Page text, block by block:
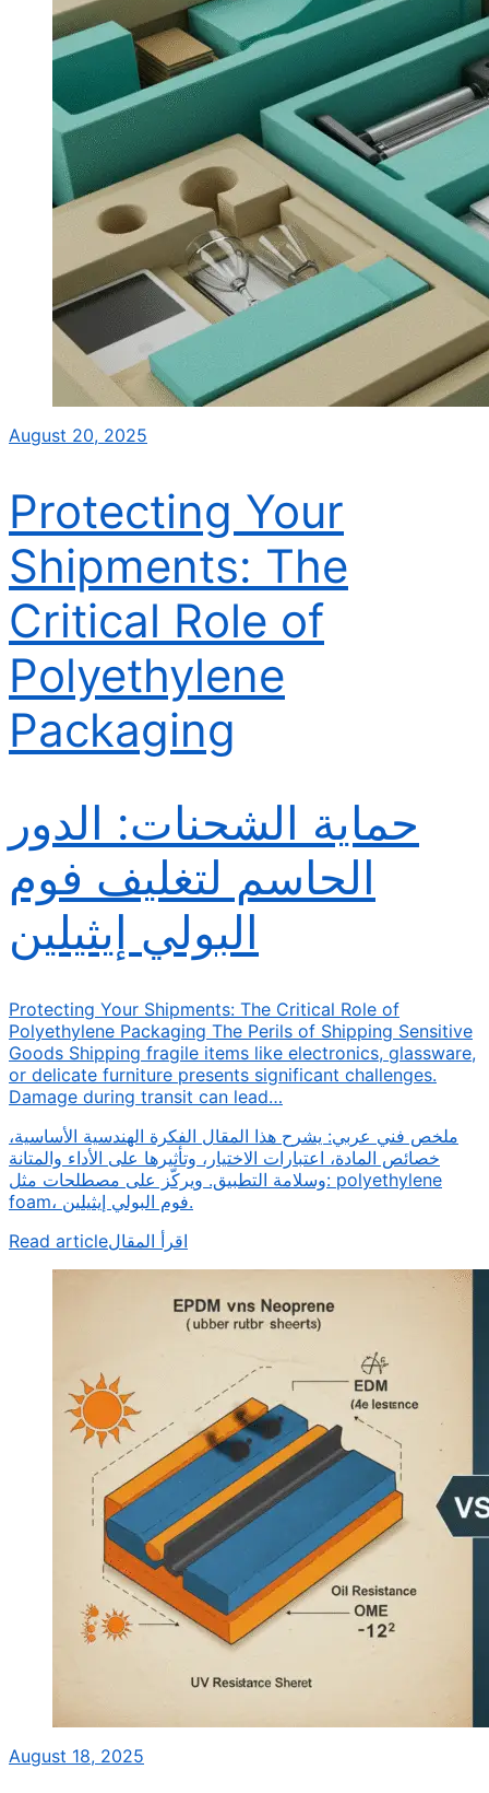
August 20, 2025
Protecting Your
Shipments: The
Critical Role of
Polyethylene
Packaging
حماية الشحنات: الدور
الحاسم لتغليف فوم
البولي إيثيلين
Protecting Your Shipments: The Critical Role of
Polyethylene Packaging The Perils of Shipping Sensitive
Goods Shipping fragile items like electronics, glassware,
or delicate furniture presents significant challenges.
Damage during transit can lead…
ملخص فني عربي: يشرح هذا المقال الفكرة الهندسية الأساسية،
خصائص المادة، اعتبارات الاختيار، وتأثيرها على الأداء والمتانة
وسلامة التطبيق. ويركّز على مصطلحات مثل: polyethylene
foam، فوم البولي إيثيلين.
Read articleاقرأ المقال
August 18, 2025